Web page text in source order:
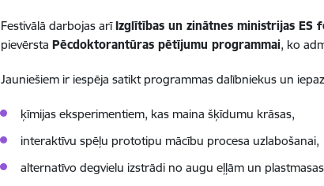
Festivālā darbojas arīIzglītības un zinātnes ministrijas ES
pievērstaPēcdoktorantūras pētījumu programmai, ko
Jauniešiem ir iespēja satikt programmas dalībniekus un
ķīmijas eksperimentiem, kas maina šķīdumu krāsas,
interaktīvu spēļu prototipu mācību procesa uzlabošanai,
alternatīvo degvielu izstrādi no augu eļļām un